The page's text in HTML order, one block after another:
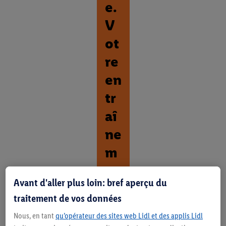
e.
V
ot
re
en
tr
aî
ne
m
en
t.
é
Avant d'aller plus loin: bref aperçu du
traitement de vos données
Nous, en tant qu’opérateur des sites web Lidl et des applis Lidl